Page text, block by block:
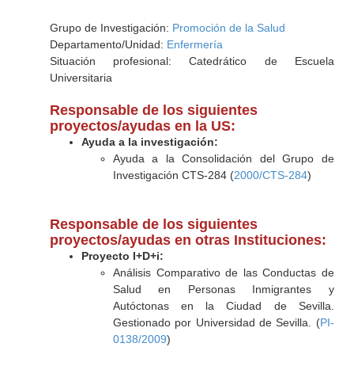
Grupo de Investigación: Promoción de la Salud
Departamento/Unidad: Enfermería
Situación profesional: Catedrático de Escuela
Universitaria
Responsable de los siguientes
proyectos/ayudas en la US:
Ayuda a la investigación:
Ayuda a la Consolidación del Grupo de
Investigación CTS-284 (2000/CTS-284)
Responsable de los siguientes
proyectos/ayudas en otras Instituciones:
Proyecto I+D+i:
Análisis Comparativo de las Conductas de
Salud en Personas Inmigrantes y
Autóctonas en la Ciudad de Sevilla.
Gestionado por Universidad de Sevilla. (PI-
0138/2009)